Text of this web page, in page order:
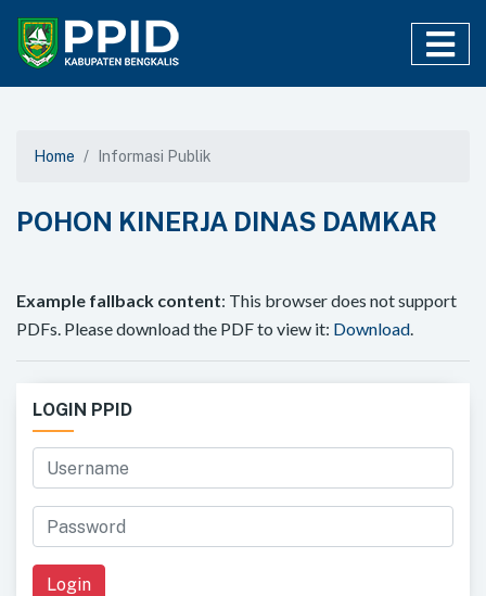
Home Informasi Publik
POHON KINERJA DINAS DAMKAR
Example fallback content: This browser does not support
PDFs. Please download the PDF to view it: Download.
LOGIN PPID
Login